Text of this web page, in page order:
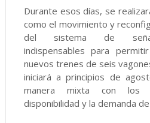
Durante esos días, se
como el movimiento y
del sistema de
indispensables para
nuevos trenes de seis
iniciará a principios de
manera mixta con los
disponibilidad y la demanda